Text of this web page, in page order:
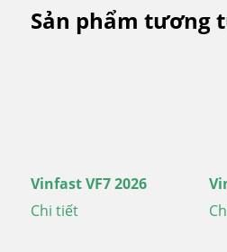
Sản phẩm tương
Vinfast VF7 2026
Chi tiết